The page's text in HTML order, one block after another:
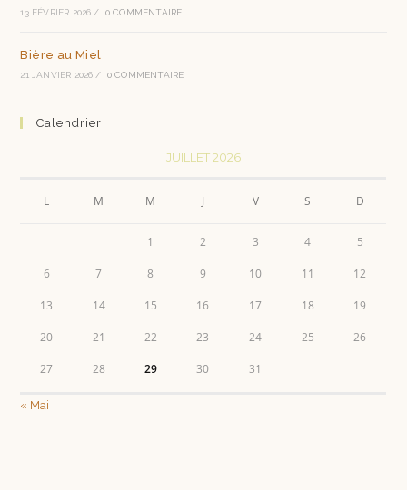
13 FÉVRIER 2026 / 0 COMMENTAIRE
Bière au Miel
21 JANVIER 2026 / 0 COMMENTAIRE
Calendrier
JUILLET 2026
L M M J V S D
1 2 3 4 5
6 7 8 9 10 11 12
13 14 15 16 17 18 19
20 21 22 23 24 25 26
27 28 29 30 31
« Mai